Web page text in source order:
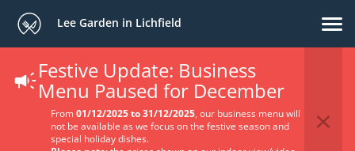
Lee Garden in Lichfield
Festive Update: Business
Menu Paused for December
From01/12/2025 to 31/12/2025, our business menu will
not be available as we focus on the festive season and
special holiday dishes.